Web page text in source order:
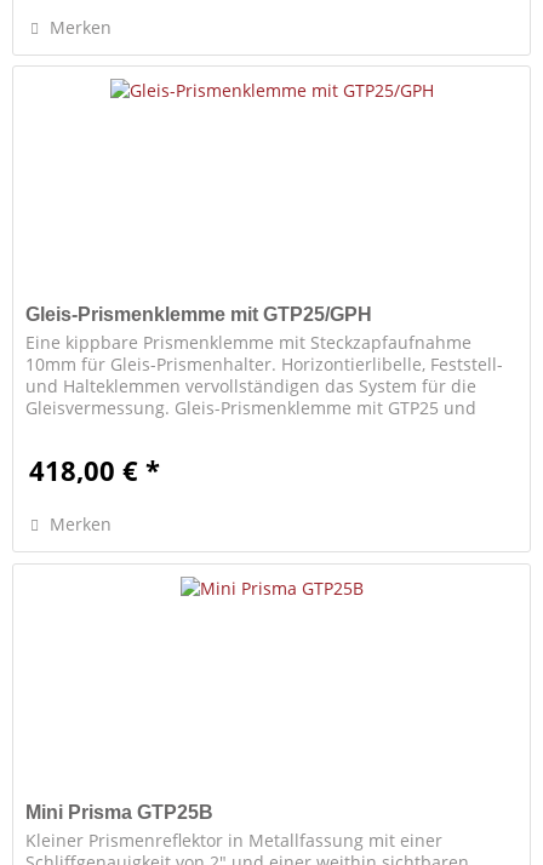
Merken
Gleis-Prismenklemme mit GTP25/GPH
Eine kippbare Prismenklemme mit Steckzapfaufnahme
10mm für Gleis-Prismenhalter. Horizontierlibelle, Feststell-
und Halteklemmen vervollständigen das System für die
Gleisvermessung. Gleis-Prismenklemme mit GTP25 und
418,00 € *
Merken
Mini Prisma GTP25B
Kleiner Prismenreflektor in Metallfassung mit einer